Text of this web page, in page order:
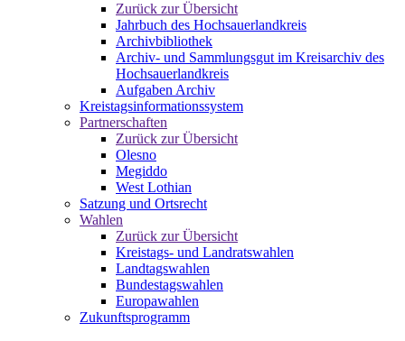
Zurück zur Übersicht
Jahrbuch des Hochsauerlandkreis
Archivbibliothek
Archiv- und Sammlungsgut im Kreisarchiv des
Hochsauerlandkreis
Aufgaben Archiv
Kreistagsinformationssystem
Partnerschaften
Zurück zur Übersicht
Olesno
Megiddo
West Lothian
Satzung und Ortsrecht
Wahlen
Zurück zur Übersicht
Kreistags- und Landratswahlen
Landtagswahlen
Bundestagswahlen
Europawahlen
Zukunftsprogramm